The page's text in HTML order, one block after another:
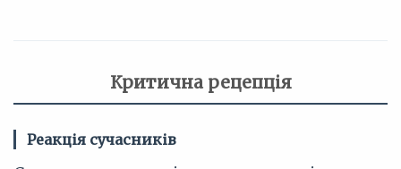
Критична рецепція
Реакція сучасників